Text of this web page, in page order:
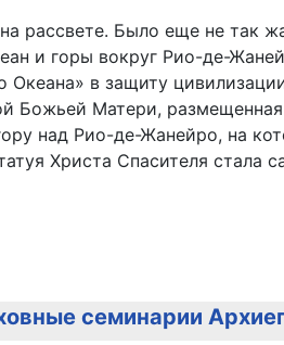
рассвете. Было еще не так
и горы вокруг Рио-де-
Океана» в защиту
Божьей Матери, размещенная
над Рио-де-Жанейро, на
Христа Спасителя
семинарии